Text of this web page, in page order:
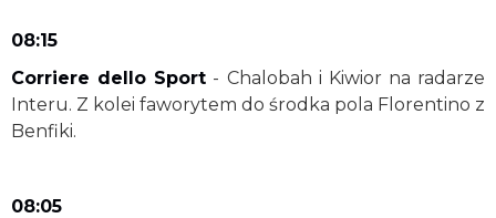
08:15
Corriere dello Sport - Chalobah i Kiwior na radarze
Interu. Z kolei faworytem do środka pola Florentino z
Benfiki.
08:05